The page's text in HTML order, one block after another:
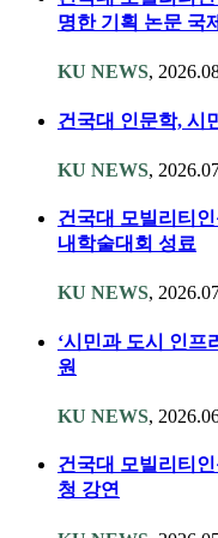
명한 기획 논문 국
KU NEWS,
건국대 인문학, 시
KU NEWS,
건국대 모빌리티
내학술대회 성료
KU NEWS,
‘시민과 도시 인프
원
KU NEWS,
건국대 모빌리티
청 강연